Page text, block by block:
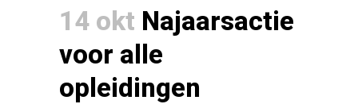
14 okt Najaarsactie
voor alle
opleidingen